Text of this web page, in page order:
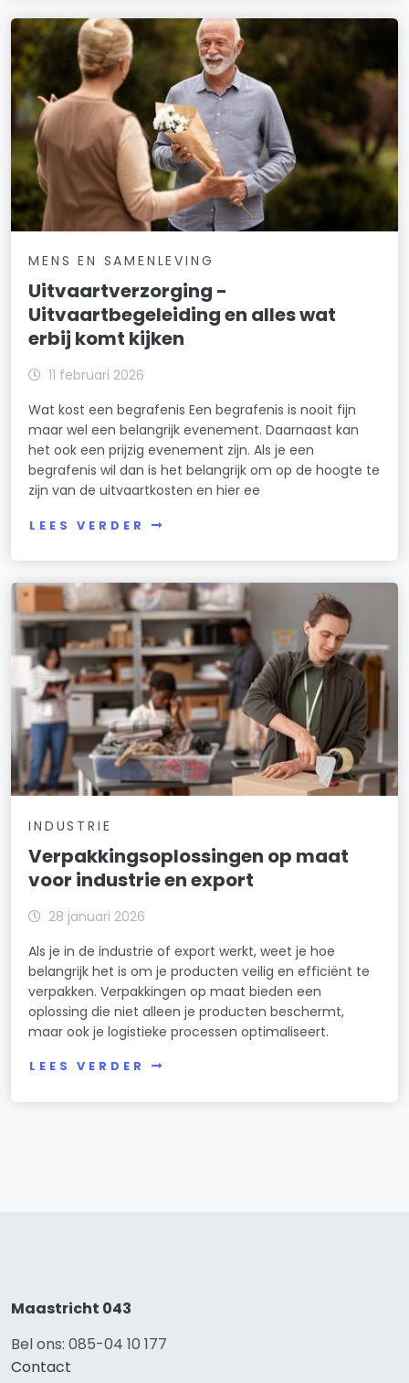
MENS EN SAMENLEVING
Uitvaartverzorging -
Uitvaartbegeleiding en alles wat
erbij komt kijken
11 februari 2026
Wat kost een begrafenis Een begrafenis is nooit fijn
maar wel een belangrijk evenement. Daarnaast kan
het ook een prijzig evenement zijn. Als je een
begrafenis wil dan is het belangrijk om op de hoogte te
zijn van de uitvaartkosten en hier ee
LEES VERDER
INDUSTRIE
Verpakkingsoplossingen op maat
voor industrie en export
28 januari 2026
Als je in de industrie of export werkt, weet je hoe
belangrijk het is om je producten veilig en efficiënt te
verpakken. Verpakkingen op maat bieden een
oplossing die niet alleen je producten beschermt,
maar ook je logistieke processen optimaliseert.
LEES VERDER
Maastricht 043
Bel ons: 085-04 10 177
Contact